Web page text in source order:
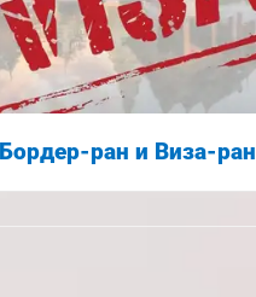
Бордер-ран и Виза-ран